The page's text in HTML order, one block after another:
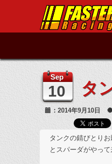
Sep
10 タ
：2014年9月10日
タンクの錆びとり
とスパーダがやって